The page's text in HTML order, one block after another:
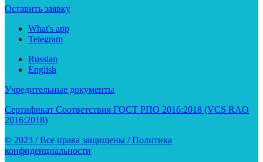
Оставить заявку
What's app
Telegram
Russian
English
Учредительные документы
Сертификат Соответствия ГОСТ РПО 2016:2018 (VCS RAO
2016:2018)
© 2023 / Все права защищены / Политика
конфиденциальности